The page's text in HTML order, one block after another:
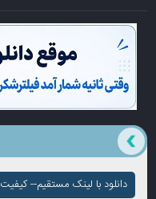
دانلود با لینک مستقیم-- کیفیت ۷۲۰